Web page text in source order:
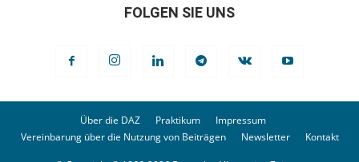
FOLGEN SIE UNS
Über die DAZ Praktikum
Impressum
Vereinbarung über die Nutzung von Beiträgen
Newsletter Kontakt